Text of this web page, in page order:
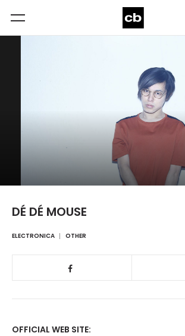
DÉ DÉ MOUSE
ELECTRONICA OTHER
OFFICIAL WEB SITE: